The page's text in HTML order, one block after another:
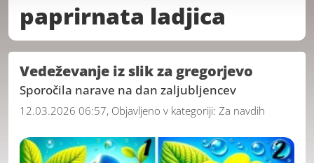
paprirnata ladjica
Vedeževanje iz slik za gregorjevo
Sporočila narave na dan zaljubljencev
12.03.2026 06:57, Objavljeno v kategoriji: Za navdih